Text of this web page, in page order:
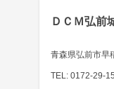
ＤＣＭ弘前
青森県弘前市早
TEL: 0172-29-